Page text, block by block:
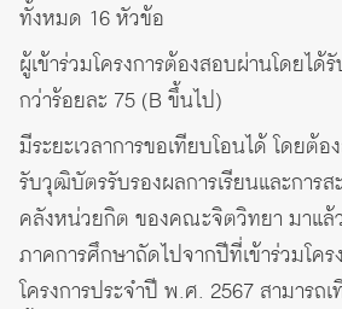
ทั้งหมด 16 หัวข้อ
ผู้เข้าร่วมโครงการต้องสอบผ่านโดยได้
กว่าร้อยละ 75 (B ขึ้นไป)
มีระยะเวลาการขอเทียบโอนได้ โดยต้
รับวุฒิบัตรรับรองผลการเรียนและการ
คลังหน่วยกิต ของคณะจิตวิทยา มาแล้
ภาคการศึกษาถัดไปจากปีที่เข้าร่วมโคร
โครงการประจำปี พ.ศ. 2567 สามารถ